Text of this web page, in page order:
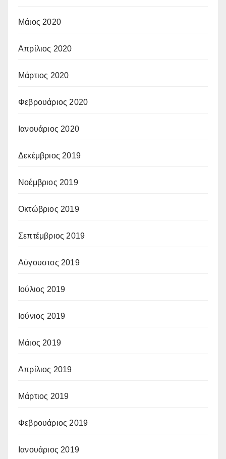
Μάιος 2020
Απρίλιος 2020
Μάρτιος 2020
Φεβρουάριος 2020
Ιανουάριος 2020
Δεκέμβριος 2019
Νοέμβριος 2019
Οκτώβριος 2019
Σεπτέμβριος 2019
Αύγουστος 2019
Ιούλιος 2019
Ιούνιος 2019
Μάιος 2019
Απρίλιος 2019
Μάρτιος 2019
Φεβρουάριος 2019
Ιανουάριος 2019